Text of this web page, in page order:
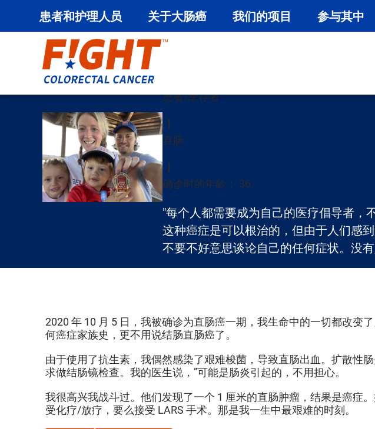
患者和护理人员 关于大肠癌 我们的项目 参与其中
患者/幸存者
直肠
确诊时的年龄： 36
"每个人都需要成为自己的医疗倡导者，
这种癌症是可以根治的，但由于人们感
不要不好意思谈论自己的任何症状。没
2020 年 10 月 5 日，我被确诊为直肠癌一期，我生命中的一切都改变
何癌症家族史，更不用说结肠直肠癌了。
由于使用了抗生素，我偶然感染了艰难梭菌，导致直肠出血。扩散性
求做结肠镜检查。我的医生说，”可能是肠炎引起的，不用担心。
我很高兴我战斗过。他们发现了一个 1 厘米的直肠肿瘤，结果是癌症
受化疗/放疗，要么接受 LARS 手术。那是我一生中最艰难的时刻。